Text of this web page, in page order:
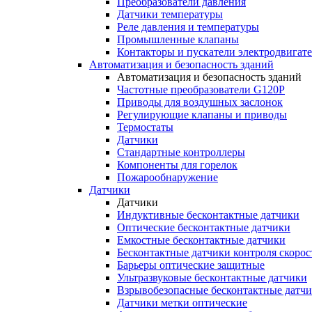
Датчики температуры
Реле давления и температуры
Промышленные клапаны
Контакторы и пускатели
Автоматизация и безопасность зданий
Автоматизация и безопасность зданий
Частотные преобразователи G120P
Приводы для воздушных заслонок
Регулирующие клапаны и приводы
Термостаты
Датчики
Стандартные контроллеры
Компоненты для горелок
Пожарообнаружение
Датчики
Датчики
Индуктивные бесконтактные датчики
Оптические бесконтактные датчики
Емкостные бесконтактные датчики
Бесконтактные датчики контроля
Барьеры оптические защитные
Ультразвуковые бесконтактные датчики
Взрывобезопасные бесконтактные
Датчики метки оптические